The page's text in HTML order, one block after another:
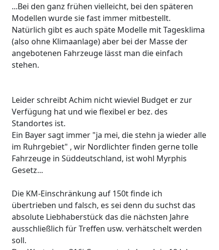
...Bei den ganz frühen vielleicht, bei den späteren
Modellen wurde sie fast immer mitbestellt.
Natürlich gibt es auch späte Modelle mit Tagesklima
(also ohne Klimaanlage) aber bei der Masse der
angebotenen Fahrzeuge lässt man die einfach
stehen.
Leider schreibt Achim nicht wieviel Budget er zur
Verfügung hat und wie flexibel er bez. des
Standortes ist.
Ein Bayer sagt immer "ja mei, die stehn ja wieder alle
im Ruhrgebiet" , wir Nordlichter finden gerne tolle
Fahrzeuge in Süddeutschland, ist wohl Myrphis
Gesetz...
Die KM-Einschränkung auf 150t finde ich
übertrieben und falsch, es sei denn du suchst das
absolute Liebhaberstück das die nächsten Jahre
ausschließlich für Treffen usw. verhätschelt werden
soll.